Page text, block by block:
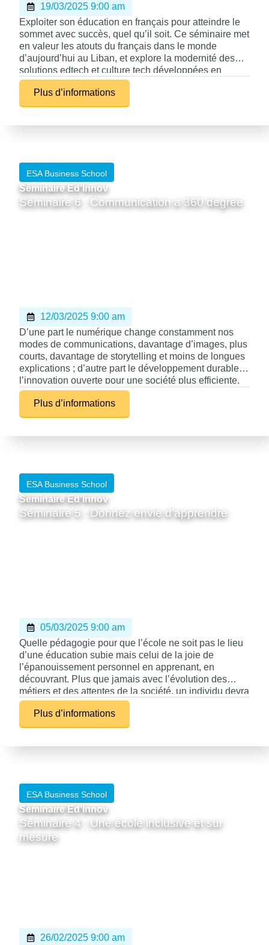
19/03/2025 9:00 am
Exploiter son éducation en français pour atteindre le
sommet avec succès, quel qu’il soit. Ce séminaire met
en valeur les atouts du français dans le monde
d’aujourd’hui au Liban, et explore la modernité des
solutions edtech et culture tech développées en
France aujourd’hui dans le cadre des programmes
d’investissements d’avenir. Il interroge aussi sur la
perception du français et sur comment valoriser cette
Plus d’informations
ESA Business School
Séminaire Ed'Innov
Séminaire 6 : Communication a 360 degree
12/03/2025 9:00 am
D’une part le numérique change constamment nos
modes de communications, davantage d’images, plus
courts, davantage de storytelling et moins de longues
explications ; d’autre part le développement durable et
l’innovation ouverte pour une société plus efficiente,
résiliente et créative mettent autour de la table des
acteurs qui n’ont pas le même langage et les mêmes
références. Tous impliqués et tous parties prenantes
compétences transmises.
Plus d’informations
ESA Business School
Séminaire Ed'Innov
Séminaire 5 : Donnez envie d’apprendre
05/03/2025 9:00 am
Quelle pédagogie pour que l’école ne soit pas le lieu
d’une éducation subie mais celui de la joie de
l’épanouissement personnel en apprenant, en
découvrant. Plus que jamais avec l’évolution des
métiers et des attentes de la société, un individu devra
apprendre, désapprendre, réapprendre pour pouvoir
s’adapter ne serait-ce que pour conserver un emploi
ou pour maîtriser les technologies. Ce séminaire
ne pas être réduit à un consommateur “d’avoir dans
ses placards”.
Plus d’informations
ESA Business School
Séminaire Ed'Innov
Séminaire 4 : Une école inclusive et sur
mesure
26/02/2025 9:00 am